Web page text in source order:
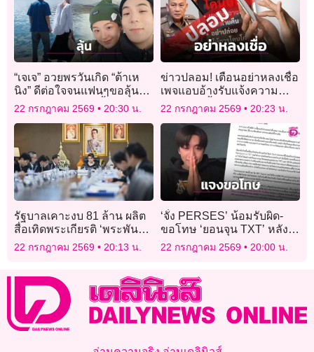
“เจเจ” อวยพรวันเกิด “ต้าเห
นิง” ดีต่อใจจนแฟนๆขอลุ้นให้
กลับมารักกันอีกครั้ง!
22 กรกฎาคม 2569 20:30 น.
ข่าวปลอม! เตือนอย่าหลงเชื่อ
เพจแอบอ้างรับแจ้งความ
ออนไลน์ ย้ำมีเพียง ‘สายด่วน
1441-เว็บไซต์’
22 กรกฎาคม 2569 20:23 น.
รัฐบาลเคาะงบ 81 ล้าน ผลิต
สื่อเทิดพระเกียรติ ‘พระพันปี
หลวง’
22 กรกฎาคม 2569 20:13 น.
‘จั๋ง PERSES’ น้อมรับผิด-
ขอโทษ ‘ยอนจุน TXT’ หลัง
ปล่อยภาพโปรโมตโซโล่
คล้าย ยันไร้เจตนาก็อปปี้
22 กรกฎาคม 2569 20:00 น.